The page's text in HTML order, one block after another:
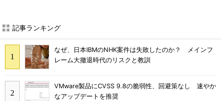
記事ランキング
なぜ、日本IBMのNHK案件は失敗したのか？ メインフ
レーム大撤退時代のリスクと教訓
VMware製品にCVSS 9.8の脆弱性、回避策なし 速やか
なアップデートを推奨